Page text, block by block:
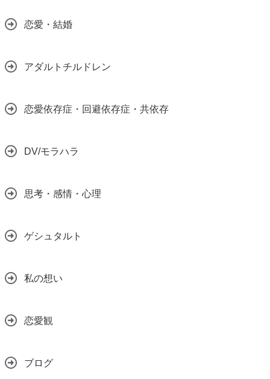
恋愛・結婚
アダルトチルドレン
恋愛依存症・回避依存症・共依存
DV/モラハラ
思考・感情・心理
ゲシュタルト
私の想い
恋愛観
ブログ